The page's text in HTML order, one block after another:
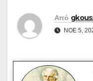
Από
ΝΟΈ 5,